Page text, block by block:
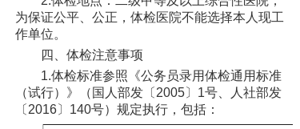
VR全景导览
为保证公平、公正，体检医院不能选择本人现工
作单位。
四、体检注意事项
1.体检标准参照《公务员录用体检通用标准
（试行）》（国人部发〔2005〕1号、人社部发
〔2016〕140号）规定执行，包括：